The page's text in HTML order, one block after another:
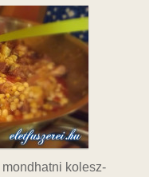
kolesz-